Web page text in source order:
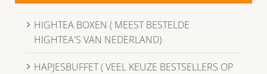
HIGHTEA BOXEN ( MEEST BESTELDE
HIGHTEA'S VAN NEDERLAND)
HAPJESBUFFET ( VEEL KEUZE BESTSELLERS OP